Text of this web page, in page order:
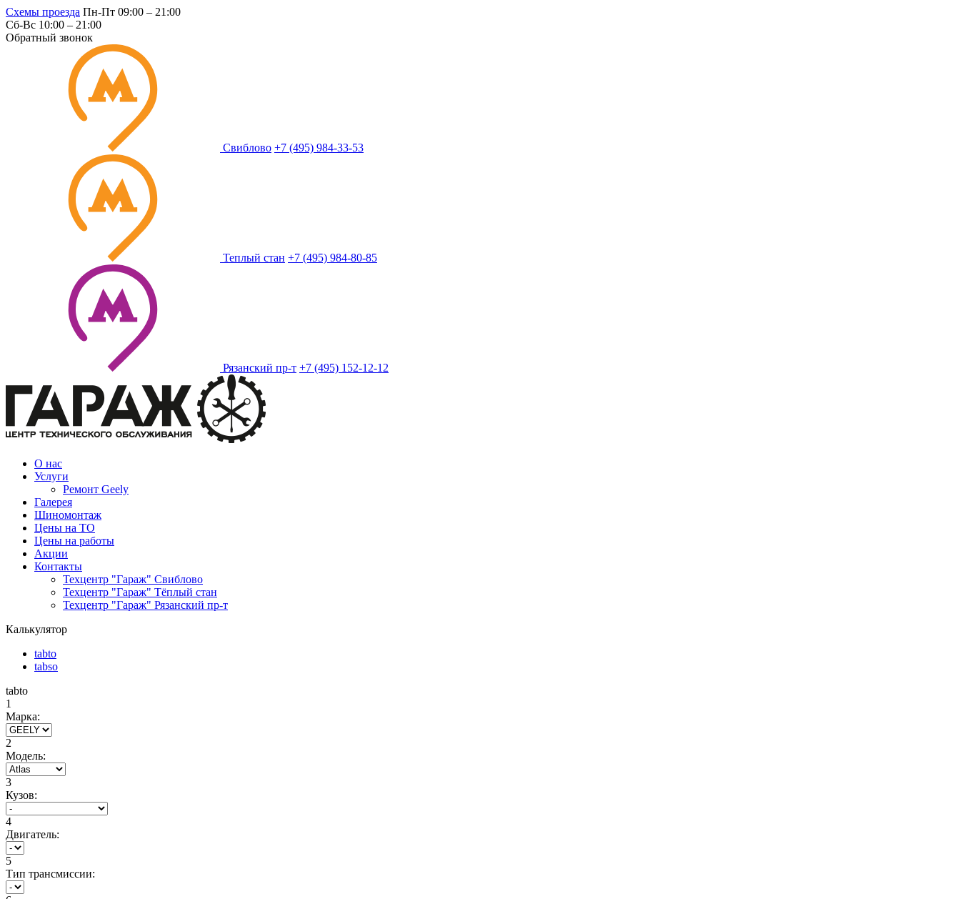
Схемы проезда Пн-Пт 09:00 – 21:00
Сб-Вс 10:00 – 21:00
Обратный звонок
Свиблово +7 (495) 984-33-53
Теплый стан +7 (495) 984-80-85
Рязанский пр-т +7 (495) 152-12-12
О нас
Услуги
Ремонт Geely
Галерея
Шиномонтаж
Цены на ТО
Цены на работы
Акции
Контакты
Техцентр "Гараж" Свиблово
Техцентр "Гараж" Тёплый стан
Техцентр "Гараж" Рязанский пр-т
Калькулятор
tabto
tabso
tabto
1
Марка:
2
Модель:
3
Кузов:
4
Двигатель:
5
Тип трансмиссии: